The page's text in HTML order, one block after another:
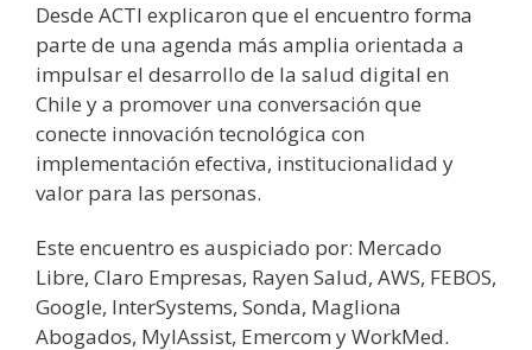
Desde ACTI explicaron que el encuentro forma
parte de una agenda más amplia orientada a
impulsar el desarrollo de la salud digital en
Chile y a promover una conversación que
conecte innovación tecnológica con
implementación efectiva, institucionalidad y
valor para las personas.
Este encuentro es auspiciado por: Mercado
Libre, Claro Empresas, Rayen Salud, AWS, FEBOS,
Google, InterSystems, Sonda, Magliona
Abogados, MyIAssist, Emercom y WorkMed.